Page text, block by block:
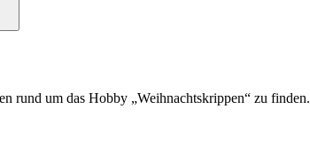
rund um das Hobby „Weihnachtskrippen“ zu finden.